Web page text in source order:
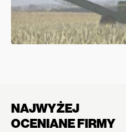
NAJWYŻEJ
OCENIANE FIRMY